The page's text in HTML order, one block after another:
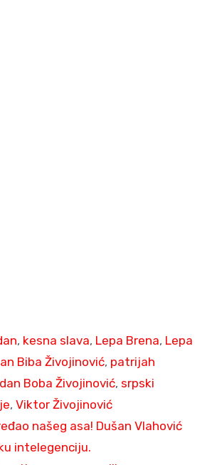
, kesna slava, Lepa Brena, Lepa
Biba Živojinović, patrijah
Boba Živojinović, srpski
, Viktor Živojinović
našeg asa! Dušan Vlahović
intelegenciju.